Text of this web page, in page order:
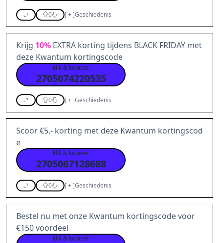
0 [+]Geschiedenis
Krijg 10% EXTRA korting tijdens BLACK FRIDAY met
deze Kwantum kortingscode
klik & kopieer
2705074220535
0 [+]Geschiedenis
Scoor €5,- korting met deze Kwantum kortingscod
e
klik & kopieer
2705067128688
0 [+]Geschiedenis
Bestel nu met onze Kwantum kortingscode voor
€150 voordeel
klik & kopieer